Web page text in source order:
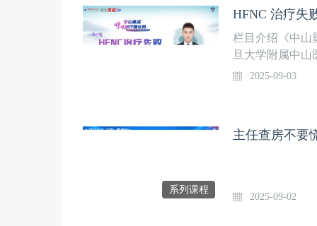
学基础课》。本
式，引领大家深
程每周四更新
注，与史源老师
HFNC 治疗失
栏目介绍《中山
旦大学附属中
精心策划、复旦
HFNC 治疗失败
2025-09-03
系列课程
主任查房不要
2025-09-02